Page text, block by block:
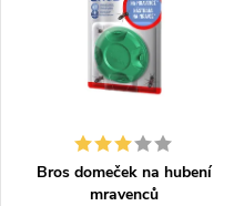
Abecedně
Bros domeček na hubení
mravenců